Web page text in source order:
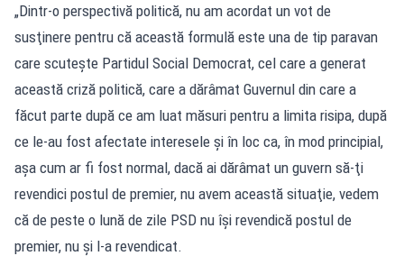
„Dintr-o perspectivă politică, nu am acordat un vot de
susţinere pentru că această formulă este una de tip paravan
care scuteşte Partidul Social Democrat, cel care a generat
această criză politică, care a dărâmat Guvernul din care a
făcut parte după ce am luat măsuri pentru a limita risipa, după
ce le-au fost afectate interesele şi în loc ca, în mod principial,
aşa cum ar fi fost normal, dacă ai dărâmat un guvern să-ţi
revendici postul de premier, nu avem această situaţie, vedem
că de peste o lună de zile PSD nu îşi revendică postul de
premier, nu şi l-a revendicat.